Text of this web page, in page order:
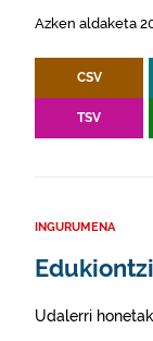
Azken aldaketa
CSV
TSV
INGURUMENA
Udalerri